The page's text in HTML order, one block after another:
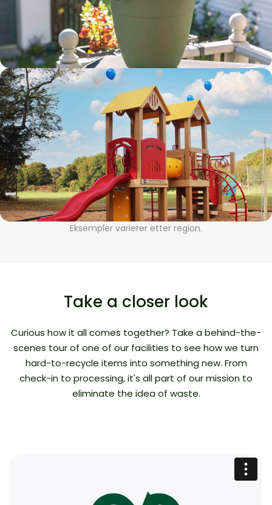
Eksempler varierer etter region.
Take a closer look
Curious how it all comes together? Take a behind-the-
scenes tour of one of our facilities to see how we turn
hard-to-recycle items into something new. From
check-in to processing, it's all part of our mission to
eliminate the idea of waste.